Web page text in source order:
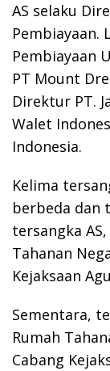
AS selaku
Pembiayaan.
Pembiayaan
PT Mount
Direktur PT.
Walet
Indonesia.
Kelima
berbeda dan
tersangka
Tahanan
Kejaksaan
Sementara,
Rumah
Cabang